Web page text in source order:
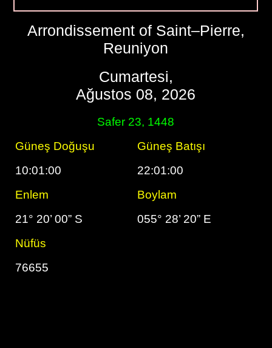
Arrondissement of Saint–Pierre,
Reuniyon
Cumartesi,
Ağustos 08, 2026
Safer 23, 1448
Güneş Doğuşu
Güneş Batışı
10:01:00
22:01:00
Enlem
Boylam
21° 20’ 00” S
055° 28’ 20” E
Nüfüs
76655